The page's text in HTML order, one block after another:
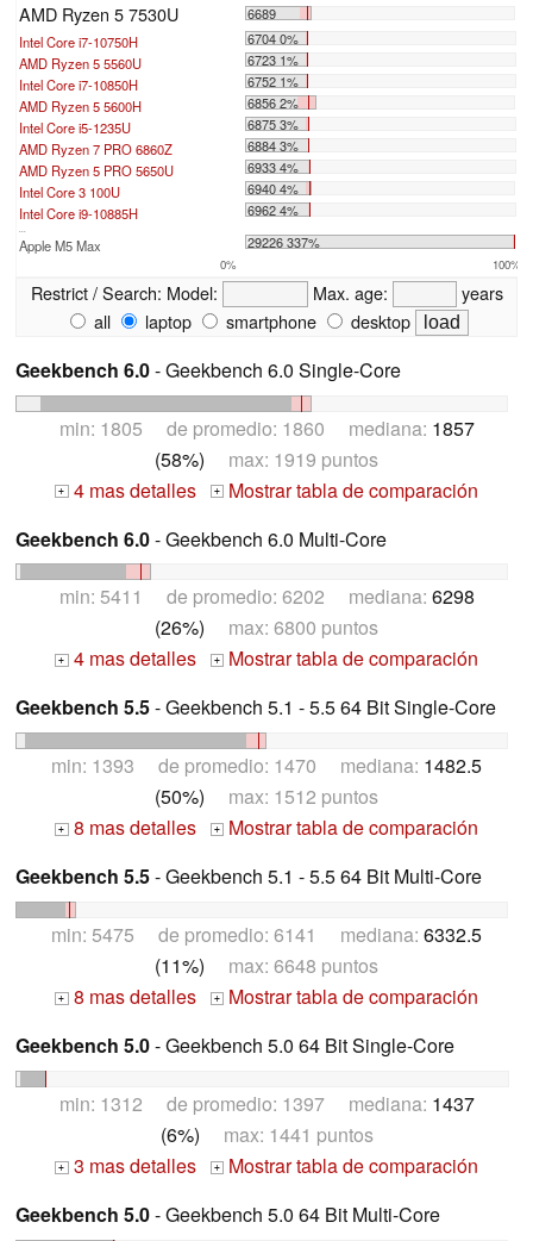
AMD Ryzen 5 7530U
6689
Intel Core i7-10750H
6704 0%
AMD Ryzen 5 5560U
6723 1%
Intel Core i7-10850H
6752 1%
AMD Ryzen 5 5600H
6856 2%
Intel Core i5-1235U
6875 3%
AMD Ryzen 7 PRO 6860Z
6884 3%
AMD Ryzen 5 PRO 5650U
6933 4%
Intel Core 3 100U
6940 4%
Intel Core i9-10885H
6962 4%
...
Apple M5 Max 29226 337%
0% 100%
Restrict / Search: Model: Max. age:
years
all
laptop smartphone desktop
Geekbench 6.0- Geekbench 6.0 Single-Core
min: 1805 de promedio: 1860 mediana: 1857
(58%) max: 1919 puntos
+ 4 mas detalles +
Mostrar tabla de comparación
Geekbench 6.0- Geekbench 6.0 Multi-Core
min: 5411 de promedio: 6202 mediana: 6298
(26%) max: 6800 puntos
+ 4 mas detalles +
Mostrar tabla de comparación
Geekbench 5.5- Geekbench 5.1 - 5.5 64 Bit Single-Core
min: 1393 de promedio: 1470 mediana: 1482.5
(50%) max: 1512 puntos
+ 8 mas detalles +
Mostrar tabla de comparación
Geekbench 5.5- Geekbench 5.1 - 5.5 64 Bit Multi-Core
min: 5475 de promedio: 6141 mediana: 6332.5
(11%) max: 6648 puntos
+ 8 mas detalles +
Mostrar tabla de comparación
Geekbench 5.0- Geekbench 5.0 64 Bit Single-Core
min: 1312 de promedio: 1397 mediana: 1437
(6%) max: 1441 puntos
+ 3 mas detalles +
Mostrar tabla de comparación
Geekbench 5.0- Geekbench 5.0 64 Bit Multi-Core